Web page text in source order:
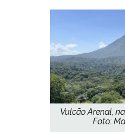
Vulcão Arenal,
Foto: